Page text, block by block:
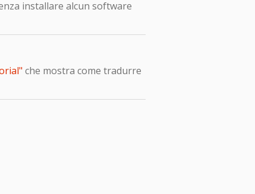
installare alcun software
che mostra come tradurre